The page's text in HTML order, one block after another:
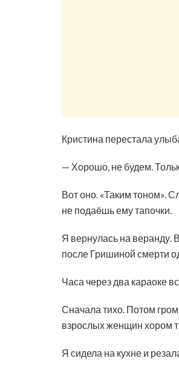
Кристина перестала
— Хорошо, не будем.
Вот оно. «Таким тоном».
не подаёшь ему тапочки.
Я вернулась на веранду.
после Гришиной смерти
Часа через два караоке
Сначала тихо. Потом
взрослых женщин хором
Я сидела на кухне и